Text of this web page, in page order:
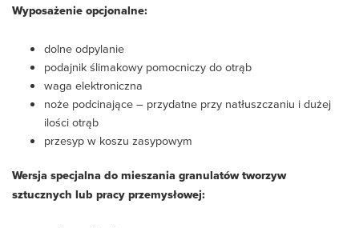
Wyposażenie opcjonalne:
dolne odpylanie
podajnik ślimakowy pomocniczy do otrąb
waga elektroniczna
noże podcinające – przydatne przy natłuszczaniu i dużej
ilości otrąb
przesyp w koszu zasypowym
Wersja specjalna do mieszania granulatów tworzyw
sztucznych lub pracy przemysłowej: